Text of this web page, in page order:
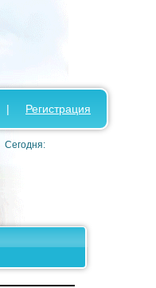
| Регистрация
Сегодня: